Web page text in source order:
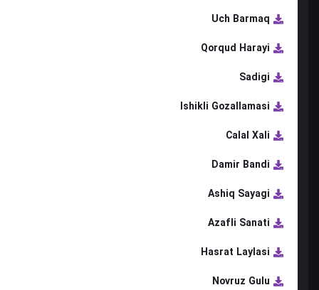
Uch Barmaq
Qorqud Harayi
Sadigi
Ishikli Gozallamasi
Calal Xali
Damir Bandi
Ashiq Sayagi
Azafli Sanati
Hasrat Laylasi
Novruz Gulu